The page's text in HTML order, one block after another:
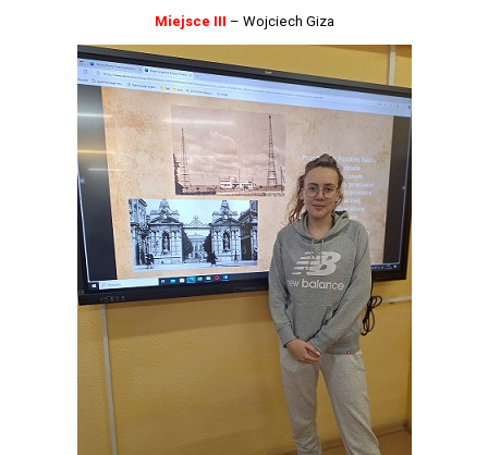
PLAN IMPREZ I UROCZYSTOŚCI SZKOLNYCH 2025-2026
SZKOLNE PLANY NAUCZANIA 2025/2026
REGULAMINY SZKOŁY
PROGRAM PRACY SZKOŁY 2025-2026
STANDARDY OCHRONY MAŁOLETNICH ZS GORZÓW ŚL.
RAPORT O STANIE ZAPEWNIENIA DOSTĘPNOŚCI PODMIOTU
PUBLICZNEGO
PLANU LEKCJI OD 16.03.2026
WYKAZ PODRĘCZNIKÓW DLA I, II, III, IV, V KLASY 2025/2026
DZIENNIK ELEKTRONICZNY
Miejsce III – Wojciech Giza